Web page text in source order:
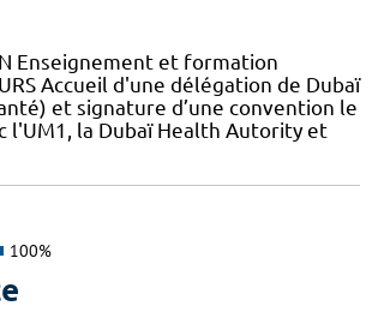
Enseignement et formation
Accueil d'une délégation de Dubaï
et signature d’une convention le
l'UM1, la Dubaï Health Autority et
100%